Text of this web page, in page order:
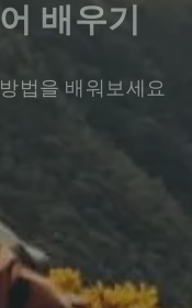
배우기
법을 배워보세요